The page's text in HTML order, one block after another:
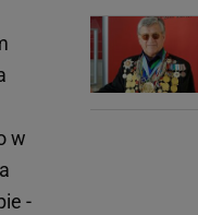
w
-